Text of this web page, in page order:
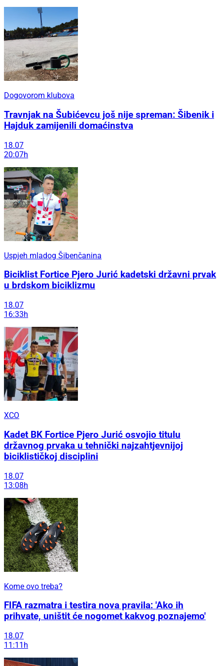
Dogovorom klubova
Travnjak na Šubićevcu još nije spreman: Šibenik i
Hajduk zamijenili domaćinstva
18.07
20:07h
Uspjeh mladog Šibenčanina
Biciklist Fortice Pjero Jurić kadetski državni prvak
u brdskom biciklizmu
18.07
16:33h
XCO
Kadet BK Fortice Pjero Jurić osvojio titulu
državnog prvaka u tehnički najzahtjevnijoj
biciklističkoj disciplini
18.07
13:08h
Kome ovo treba?
FIFA razmatra i testira nova pravila: 'Ako ih
prihvate, uništit će nogomet kakvog poznajemo'
18.07
11:11h